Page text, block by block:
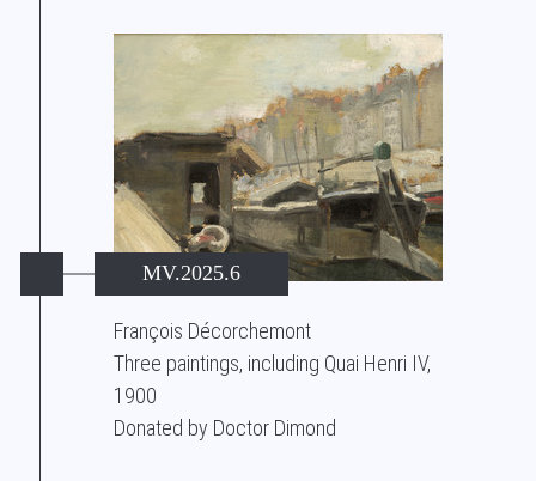
MV.2025.6
François Décorchemont
Three paintings, including Quai Henri IV,
1900
Donated by Doctor Dimond